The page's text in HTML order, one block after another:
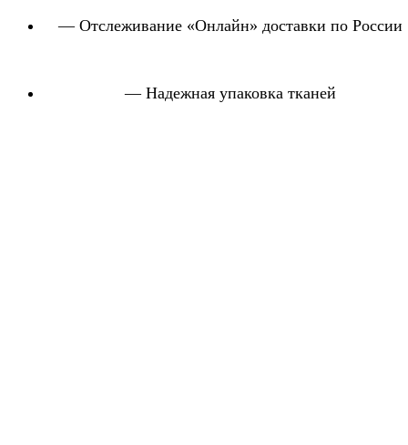
— Отслеживание «Онлайн» доставки по России
— Надежная упаковка тканей